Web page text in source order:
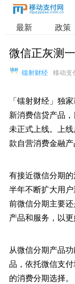
最新 政策
微信正灰测
镭射财经 移动支
「镭射财经」独
新消费信贷产品
未正式上线。上
款自营消费金融产
有接近微信分期
半年不断扩大用
前微信分期主要
产品和服务，以更
从微信分期产品
品，依托微信支
的消费分期选择。